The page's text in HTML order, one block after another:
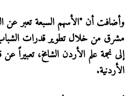
وأضافت أن "الأسهم السبعة تعبر عن
مشرق من خلال تطوير قدرات
إلى نجمة علم الأردن الشامخ، تعبيراً
الأردنية.